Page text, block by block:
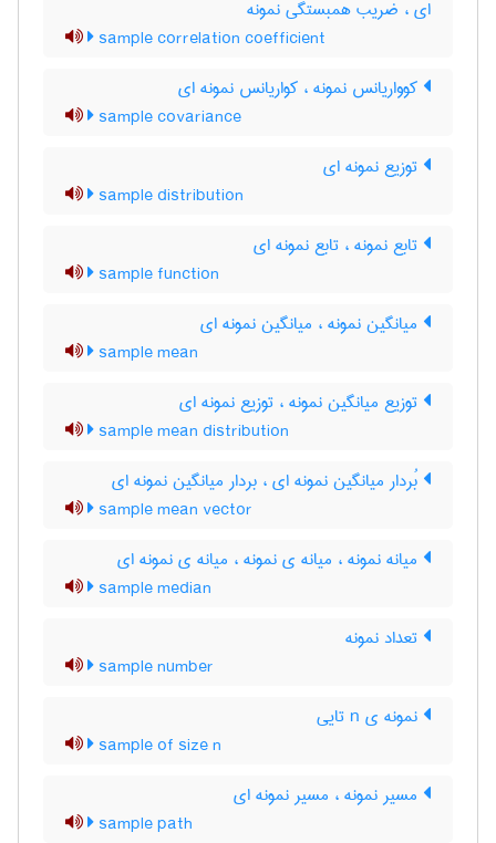
ای ، ضریب همبستگی نمونه
sample correlation coefficient
کوواریانس نمونه ، کواریانس نمونه ای
sample covariance
توزیع نمونه ای
sample distribution
تابع نمونه ، تابع نمونه ای
sample function
میانگین نمونه ، میانگین نمونه ای
sample mean
توزیع میانگین نمونه ، توزیع نمونه ای
sample mean distribution
بُردار میانگین نمونه ای ، بردار میانگین نمونه ای
sample mean vector
میانه نمونه ، میانه ی نمونه ، میانه ی نمونه ای
sample median
تعداد نمونه
sample number
نمونه ی n تایی
sample of size n
مسیر نمونه ، مسیر نمونه ای
sample path